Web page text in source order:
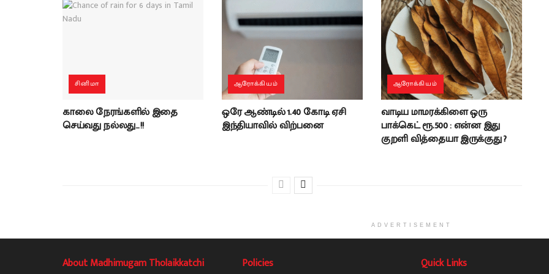
சினிமா
காலை நேரங்களில் இதை
செய்வது நல்லது…!!
ஆரோக்கியம்
ஒரே ஆண்டில் 1.40 கோடி ஏசி
இந்தியாவில் விற்பனை
ஆரோக்கியம்
வாடிய மாமரக்கிளை ஒரு
பாக்கெட் ரூ.500 : என்ன இது
குறளி வித்தையா இருக்குது ?
ADVERTISEMENT
About Madhimugam Tholaikkatchi Policies Quick Links